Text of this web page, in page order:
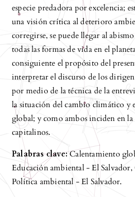
especie predadora por excelencia;
una visión crítica al deterioro
corregirse, se puede llegar al
todas las formas de vida en el
consiguiente el propósito del
interpretar el discurso de los
por medio de la técnica de la
la situación del cambio climático y
global; y como ambos inciden en
capitalinos.
Palabras clave:Calentamiento
Educación ambiental - El
Política ambiental - El Salvador.